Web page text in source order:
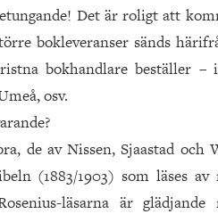
Det är roligt att
bokleveranser sänds
bokhandlare beställer –
osv.
de av Nissen, Sjaastad
(1883/1903) som läses
läsarna är